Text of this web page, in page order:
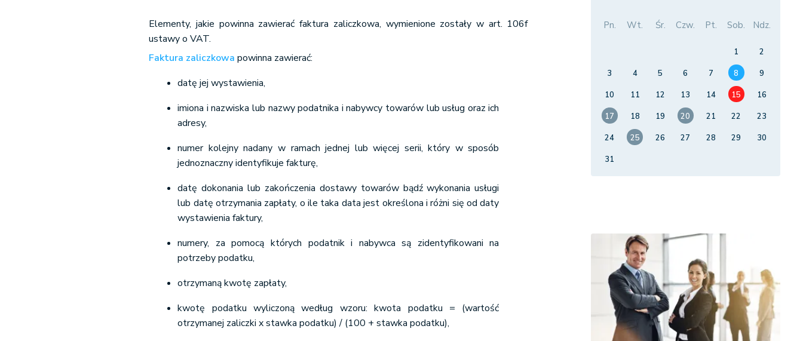
Elementy, jakie powinna zawierać faktura zaliczkowa, wymienione zostały w art. 106f
ustawy o VAT.
Faktura zaliczkowa powinna zawierać:
datę jej wystawienia,
imiona i nazwiska lub nazwy podatnika i nabywcy towarów lub usług oraz ich
adresy,
numer kolejny nadany w ramach jednej lub więcej serii, który w sposób
jednoznaczny identyfikuje fakturę,
datę dokonania lub zakończenia dostawy towarów bądź wykonania usługi
lub datę otrzymania zapłaty, o ile taka data jest określona i różni się od daty
wystawienia faktury,
numery, za pomocą których podatnik i nabywca są zidentyfikowani na
potrzeby podatku,
otrzymaną kwotę zapłaty,
kwotę podatku wyliczoną według wzoru: kwota podatku = (wartość
otrzymanej zaliczki x stawka podatku) / (100 + stawka podatku),
Pn. Wt. Śr. Czw. Pt. Sob. Ndz.
1
2
3
4 5 6 7 8
9
10
11 12 13 14 15
16
17
18 19 20 21 22
23
24
25 26 27 28 29
30
31